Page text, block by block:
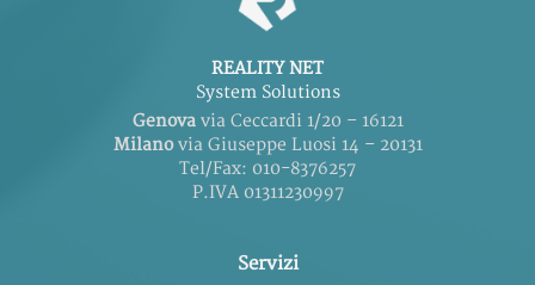
REALITY NET
System Solutions
Genovavia Ceccardi 1/20 – 16121
Milanovia Giuseppe Luosi 14 – 20131
Tel/Fax: 010-8376257
P.IVA 01311230997
Servizi